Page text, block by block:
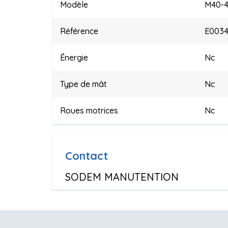
Modèle M40-
Référence
Énergie Nc
Type de mât Nc
Roues motrices Nc
Contact
SODEM MANUTENTION